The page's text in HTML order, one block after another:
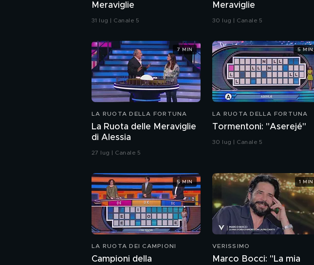
Meraviglie
31 lug | Canale 5
Meraviglie
30 lug | Canale 5
LA RUOTA DELLA FORTUNA
La Ruota delle Meraviglie
di Alessia
27 lug | Canale 5
7 MIN
LA RUOTA DELLA FORTUNA
Tormentoni: "Aserejé"
30 lug | Canale 5
5 MIN
LA RUOTA DEI CAMPIONI
Campioni della
5 MIN
VERISSIMO
Marco Bocci: "La mia
1 MIN